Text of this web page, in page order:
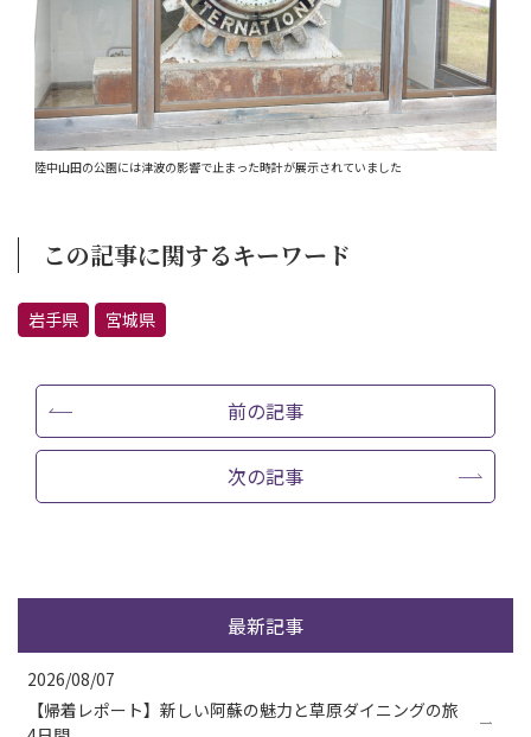
陸中山田の公園には津波の影響で止まった時計が展示されていました
この記事に関するキーワード
岩手県 宮城県
前の記事
次の記事
最新記事
2026/08/07
【帰着レポート】新しい阿蘇の魅力と草原ダイニングの旅